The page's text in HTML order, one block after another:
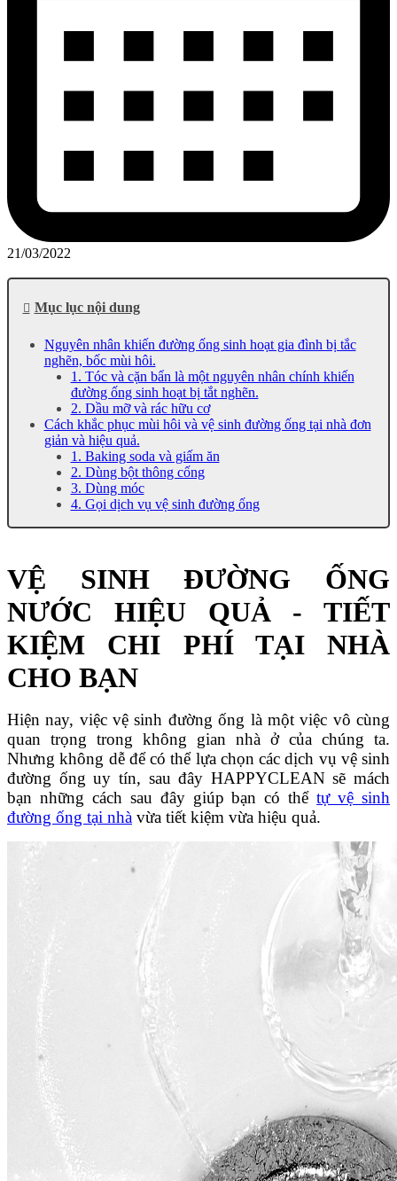
21/03/2022
Mục lục nội dung
Nguyên nhân khiến đường ống sinh hoạt gia đình bị tắc
nghẽn, bốc mùi hôi.
1. Tóc và cặn bẩn là một nguyên nhân chính khiến
đường ống sinh hoạt bị tắt nghẽn.
2. Dầu mỡ và rác hữu cơ
Cách khắc phục mùi hôi và vệ sinh đường ống tại nhà đơn
giản và hiệu quả.
1. Baking soda và giấm ăn
2. Dùng bột thông cống
3. Dùng móc
4. Gọi dịch vụ vệ sinh đường ống
VỆ SINH ĐƯỜNG ỐNG
NƯỚC HIỆU QUẢ - TIẾT
KIỆM CHI PHÍ TẠI NHÀ
CHO BẠN
Hiện nay, việc vệ sinh đường ống là một việc vô cùng
quan trọng trong không gian nhà ở của chúng ta.
Nhưng không dễ để có thể lựa chọn các dịch vụ vệ sinh
đường ống uy tín, sau đây HAPPYCLEAN sẽ mách
bạn những cách sau đây giúp bạn có thểtự vệ sinh
đường ống tại nhà vừa tiết kiệm vừa hiệu quả.